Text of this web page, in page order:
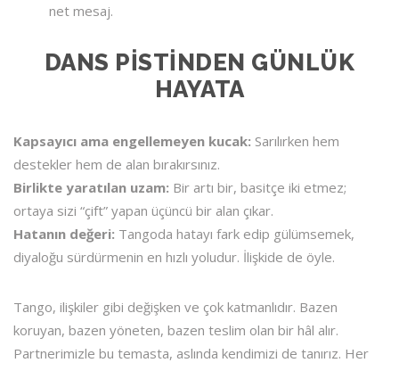
net mesaj.
DANS PISTINDEN GÜNLÜK
HAYATA
Kapsayıcı ama engellemeyen kucak: Sarılırken hem
destekler hem de alan bırakırsınız.
Birlikte yaratılan uzam: Bir artı bir, basitçe iki etmez;
ortaya sizi “çift” yapan üçüncü bir alan çıkar.
Hatanın değeri: Tangoda hatayı fark edip gülümsemek,
diyaloğu sürdürmenin en hızlı yoludur. İlişkide de öyle.
Tango, ilişkiler gibi değişken ve çok katmanlıdır. Bazen
koruyan, bazen yöneten, bazen teslim olan bir hâl alır.
Partnerimizle bu temasta, aslında kendimizi de tanırız. Her